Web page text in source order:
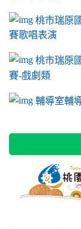
link to
桃市瑞原
賽歌唱表演
link to
桃市瑞原
賽-戲劇類
link to
輔導室輔